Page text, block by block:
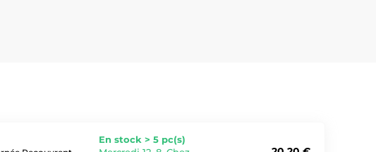
En stock > 5 pc(s)